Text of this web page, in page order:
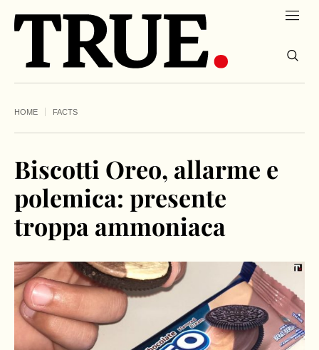
HOME FACTS
Biscotti Oreo, allarme e
polemica: presente
troppa ammoniaca